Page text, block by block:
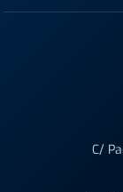
C/